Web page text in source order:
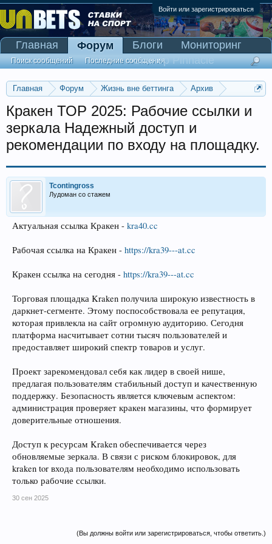
Войти или зарегистрироваться
Главная Форум Жизнь вне беттинга
Архив
Кракен ТОР 2025: Рабочие ссылки и
зеркала Надежный доступ и
рекомендации по входу на площадку.
Tcontingross
Лудоман со стажем
Актуальная ссылка Кракен - kra40.cc
Рабочая ссылка на Кракен - https://kra39---at.cc
Кракен ссылка на сегодня - https://kra39---at.cc
Торговая площадка Kraken получила широкую известность в
даркнет-сегменте. Этому поспособствовала ее репутация,
которая привлекла на сайт огромную аудиторию. Сегодня
платформа насчитывает сотни тысяч пользователей и
предоставляет широкий спектр товаров и услуг.
Проект зарекомендовал себя как лидер в своей нише,
предлагая пользователям стабильный доступ и качественную
поддержку. Безопасность является ключевым аспектом:
администрация проверяет кракен магазины, что формирует
доверительные отношения.
Доступ к ресурсам Kraken обеспечивается через
обновляемые зеркала. В связи с риском блокировок, для
kraken tor входа пользователям необходимо использовать
только рабочие ссылки.
30 сен 2025
(Вы должны войти или зарегистрироваться, чтобы ответить.)
Главная Форум
Поиск сообщений Последние сообщения
Блоги
Мониторинг
Сканер Pinnacle